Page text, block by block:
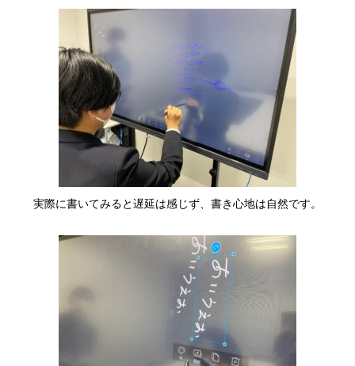
実際に書いてみると遅延は感じず、書き心地は自然です。